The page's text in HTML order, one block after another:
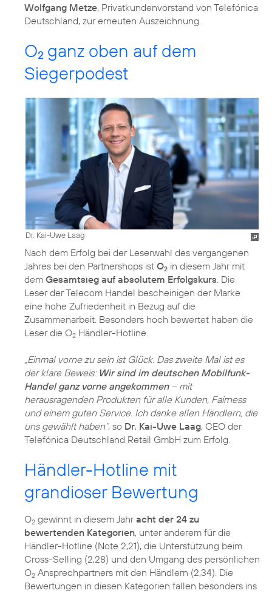
Wolfgang Metze, Privatkundenvorstand von Telefónica
Deutschland, zur erneuten Auszeichnung.
O2 ganz oben auf dem
Siegerpodest
Dr. Kai-Uwe Laag
Nach dem Erfolg bei der Leserwahl des vergangenen
Jahres bei den Partnershops ist O2 in diesem Jahr mit
dem Gesamtsieg auf absolutem Erfolgskurs . Die
Leser der Telecom Handel bescheinigen der Marke
eine hohe Zufriedenheit in Bezug auf die
Zusammenarbeit. Besonders hoch bewertet haben die
Leser die O2 Händler-Hotline.
„Einmal vorne zu sein ist Glück. Das zweite Mal ist es
der klare Beweis: Wir sind im deutschen Mobilfunk-
Handel ganz vorne angekommen– mit
herausragenden Produkten für alle Kunden, Fairness
und einem guten Service. Ich danke allen Händlern, die
uns gewählt haben“, so Dr. Kai-Uwe Laag, CEO der
Händler-Hotline mit
grandioser Bewertung
O2 gewinnt in diesem Jahracht der 24 zu
bewertenden Kategorien, unter anderem für die
Händler-Hotline (Note 2,21), die Unterstützung beim
Cross-Selling (2,28) und den Umgang des persönlichen
O2 Ansprechpartners mit den Händlern (2,34). Die
Bewertungen in diesen Kategorien fallen besonders ins